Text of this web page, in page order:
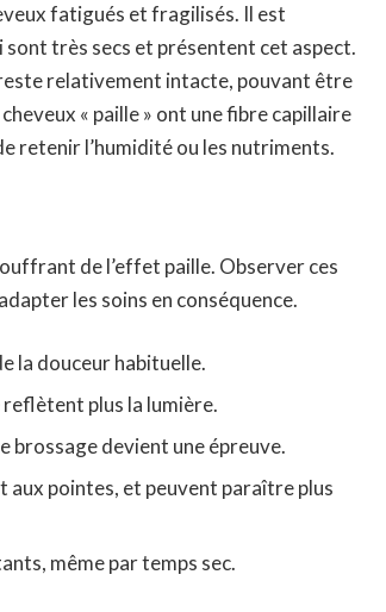
fatigués et fragilisés. Il est
sont très secs et présentent cet aspect.
relativement intacte, pouvant être
« paille » ont une fibre capillaire
retenir l’humidité ou les nutriments.
de l’effet paille. Observer ces
les soins en conséquence.
la douceur habituelle.
plus la lumière.
brossage devient une épreuve.
aux pointes, et peuvent paraître plus
même par temps sec.